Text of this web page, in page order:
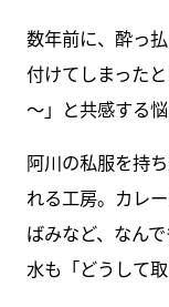
数年前に、酔っ
付けてしまった
～」と共感する
阿川の私服を持
れる工房。カレ
ばみなど、なん
水も「どうして